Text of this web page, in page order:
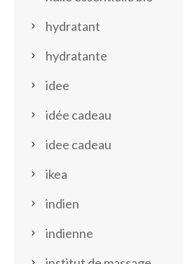
hydratant
hydratante
idee
idée cadeau
idee cadeau
ikea
indien
indienne